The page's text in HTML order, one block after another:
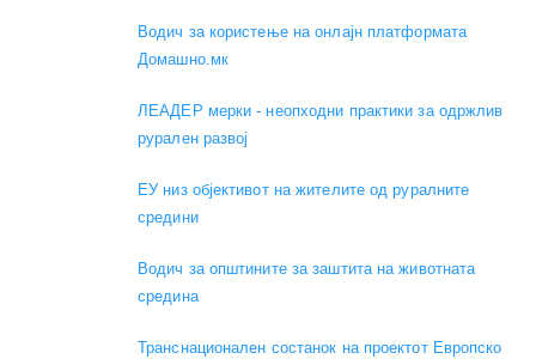
Водич за користење на онлајн платформата
Домашно.мк
ЛЕАДЕР мерки - неопходни практики за одржлив
рурален развој
ЕУ низ објективот на жителите од руралните
средини
Водич за општините за заштита на животната
средина
Транснационален состанок на проектот Европско